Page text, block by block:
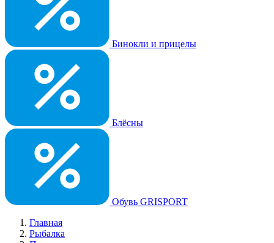
Бинокли и прицелы
Блёсны
Обувь GRISPORT
Главная
Рыбалка